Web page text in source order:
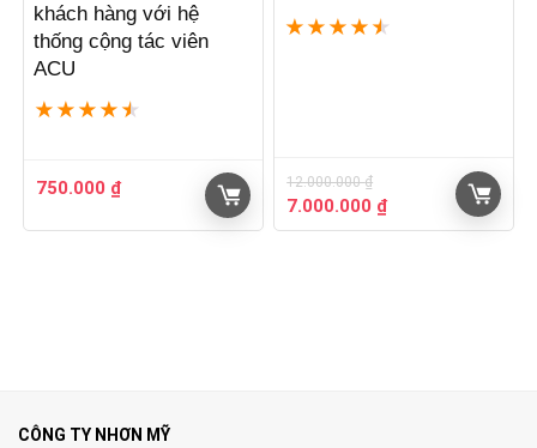
khách hàng với hệ
thống cộng tác viên
ACU
★ ★ ★ ★ ★
750.000 ₫
★ ★ ★ ★ ★
12.000.000₫
Giá
gốc
7.000.000 ₫Giá
hiện
CÔNG TY NHƠN MỸ